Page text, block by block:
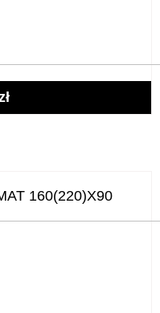
160(220)X90